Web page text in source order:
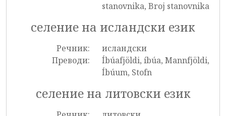
stanovnika, Broj stanovnika
селение на исландски език
Речник:
исландски
Преводи:
Íbúafjöldi, íbúa, Mannfjöldi,
Íbúum, Stofn
селение на литовски език